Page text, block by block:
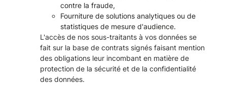
contre la fraude,
Fourniture de solutions analytiques ou de
statistiques de mesure d'audience.
L'accès de nos sous-traitants à vos données se
fait sur la base de contrats signés faisant mention
des obligations leur incombant en matière de
protection de la sécurité et de la confidentialité
des données.